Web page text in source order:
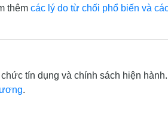
thêm các lý do từ chối phổ biến và
tín dụng và chính sách hiện hành.
.